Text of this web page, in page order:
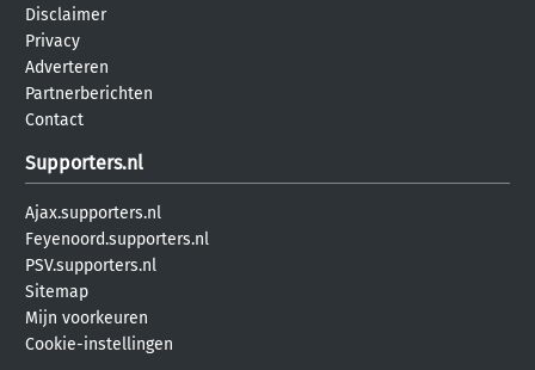
Disclaimer
Privacy
Adverteren
Partnerberichten
Contact
Supporters.nl
Ajax.supporters.nl
Feyenoord.supporters.nl
PSV.supporters.nl
Sitemap
Mijn voorkeuren
Cookie-instellingen